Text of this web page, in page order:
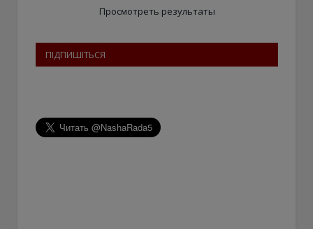
Просмотреть результаты
ПІДПИШІТЬСЯ